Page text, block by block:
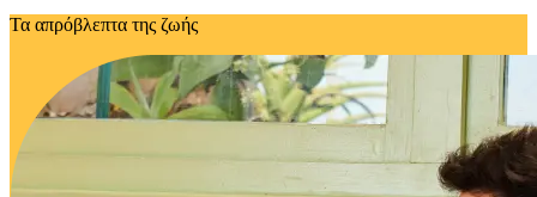
Τα απρόβλεπτα της ζωής